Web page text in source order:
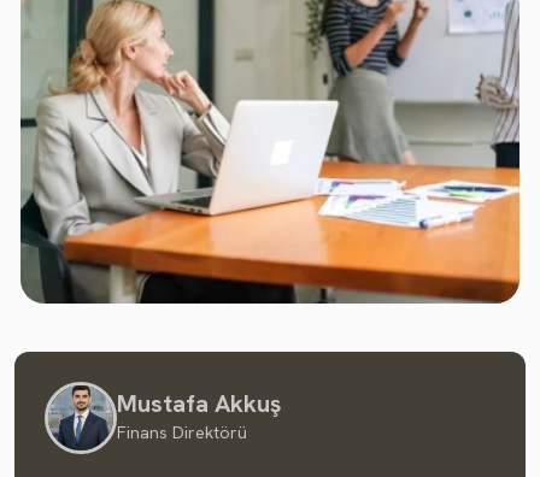
Mustafa Akkuş
Finans Direktörü